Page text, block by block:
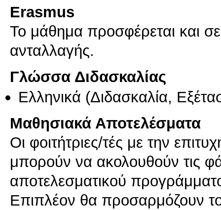
Erasmus
Το μάθημα προσφέρεται και
ανταλλαγής.
Γλώσσα Διδασκαλίας
Ελληνικά (Διδασκαλία,
Μαθησιακά Αποτελέσματα
Οι φοιτήτριες/τές με την
μπορούν να ακολουθούν τις
αποτελεσματικού
Επιπλέον θα προσαρμόζουν